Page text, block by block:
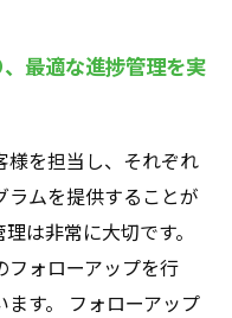
最適な進捗管理を実
様を担当し、それぞれ
ラムを提供することが
は非常に大切です。
フォローアップを行
す。 フォローアップ